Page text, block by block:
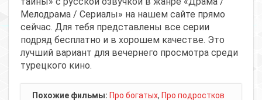
Мелодрама / Сериалы» на нашем сайте прямо
сейчас. Для тебя представлены все серии
подряд бесплатно и в хорошем качестве. Это
лучший вариант для вечернего просмотра среди
турецкого кино.
Похожие фильмы: Про богатых, Про подростков